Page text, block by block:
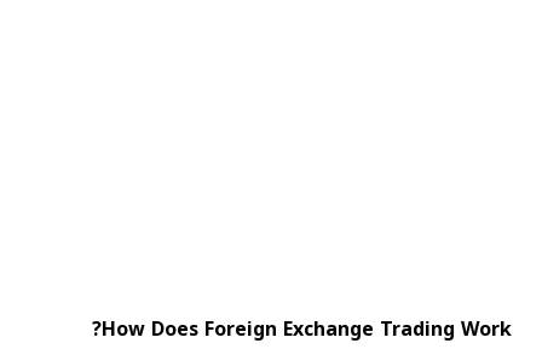
How Does Foreign Exchange Trading Work?